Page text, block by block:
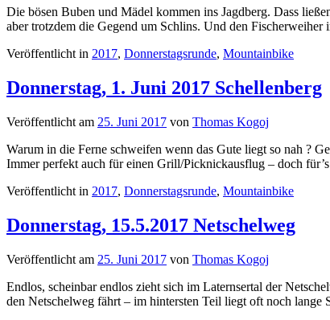
Die bösen Buben und Mädel kommen ins Jagdberg. Dass
aber trotzdem die Gegend um Schlins. Und den
Veröffentlicht in 2017, Donnerstagsrunde, Mountainbike
Donnerstag, 1. Juni 2017 Schellenberg
Veröffentlicht am 25. Juni 2017 von Thomas Kogoj
Warum in die Ferne schweifen wenn das Gute liegt so nah ?
Immer perfekt auch für einen Grill/Picknickausflug – doch
Veröffentlicht in 2017, Donnerstagsrunde, Mountainbike
Donnerstag, 15.5.2017 Netschelweg
Veröffentlicht am 25. Juni 2017 von Thomas Kogoj
Endlos, scheinbar endlos zieht sich im Laternsertal der
den Netschelweg fährt – im hintersten Teil liegt oft noch lange